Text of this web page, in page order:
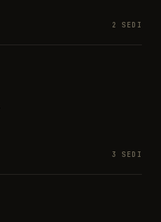
2 SEDI
3 SEDI